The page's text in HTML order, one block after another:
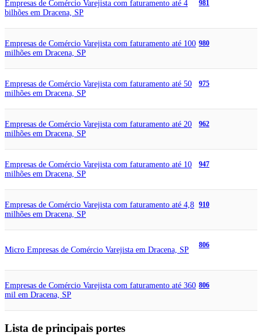
Empresas de Comércio Varejista com faturamento até 4
bilhões em Dracena, SP
981
Empresas de Comércio Varejista com faturamento até 100
milhões em Dracena, SP
980
Empresas de Comércio Varejista com faturamento até 50
milhões em Dracena, SP
975
Empresas de Comércio Varejista com faturamento até 20
milhões em Dracena, SP
962
Empresas de Comércio Varejista com faturamento até 10
milhões em Dracena, SP
947
Empresas de Comércio Varejista com faturamento até 4,8
milhões em Dracena, SP
910
Micro Empresas de Comércio Varejista em Dracena, SP
806
Empresas de Comércio Varejista com faturamento até 360
mil em Dracena, SP
806
Lista de principais portes